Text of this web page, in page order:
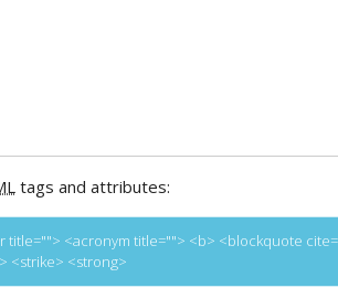
tags and attributes:
title=""> <acronym title=""> <b> <blockquote
<strike> <strong>